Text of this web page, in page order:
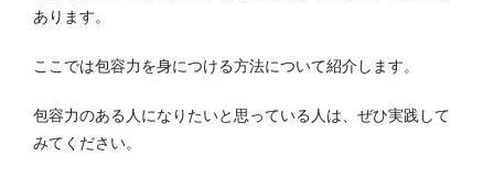
あります。
ここでは包容力を身につける方法について紹介します。
包容力のある人になりたいと思っている人は、ぜひ実践して
みてください。